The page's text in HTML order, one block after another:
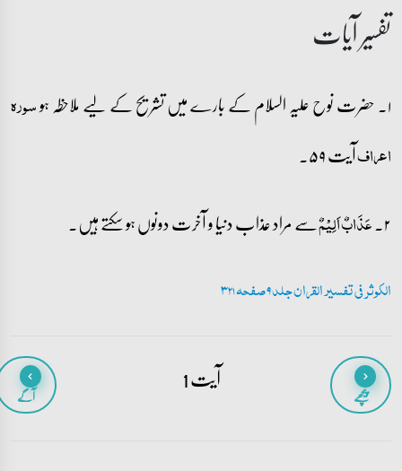
تفسیر آیات
۱۔ حضرت نوح علیہ السلام کے بارے میں تشریح کے لیے ملاحظہ ہو
سورہ
اعرافآیت ۵۹۔
۲۔ عَذَابٌ اَلِیۡمٌسے مراد عذاب دنیا و آخرت دونوں ہو سکتے ہیں۔
الکوثر فی تفسیر القران جلد 9 صفحہ 321
پیچھے آیت 1 آگے